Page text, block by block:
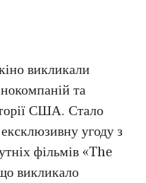
викликали
та
США. Стало
угоду з
фільмів «The
викликало